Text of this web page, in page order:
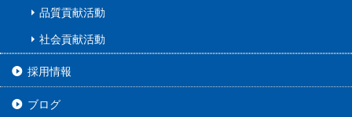
品質貢献活動
社会貢献活動
採用情報
ブログ